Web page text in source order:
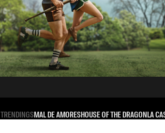
TRENDINGSMAL DE AMORESHOUSE OF THE DRAGONLA